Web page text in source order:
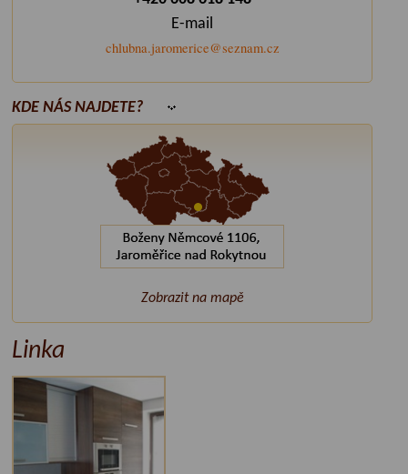
E-mail
chlubna.jaromerice@seznam.cz
KDE NÁS NAJDETE?
Zobrazit na mapě
Linka